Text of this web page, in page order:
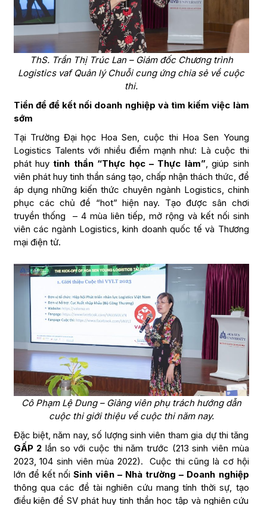
ThS. Trần Thị Trúc Lan – Giám đốc Chương trình
Logistics vaf Quản lý Chuỗi cung ứng chia sẻ về cuộc
thi.
Tiền đề để kết nối doanh nghiệp và tìm kiếm việc làm
sớm
Tại Trường Đại học Hoa Sen, cuộc thi Hoa Sen Young
Logistics Talents với nhiều điểm mạnh như: Là cuộc thi
phát huytinh thần “Thực học – Thực làm”, giúp sinh
viên phát huy tinh thần sáng tạo, chấp nhận thách thức, để
áp dụng những kiến thức chuyên ngành Logistics, chinh
phục các chủ đề “hot” hiện nay. Tạo được sân chơi
truyền thống – 4 mùa liên tiếp, mở rộng và kết nối sinh
viên các ngành Logistics, kinh doanh quốc tế và Thương
mại điện tử.
Cô Phạm Lệ Dung – Giảng viên phụ trách hướng dẫn
cuộc thi giới thiệu về cuộc thi năm nay.
Đặc biệt, năm nay, số lượng sinh viên tham gia dự thi tăng
GẤP 2 lần so với cuộc thi năm trước (213 sinh viên mùa
2023, 104 sinh viên mùa 2022). Cuộc thi cũng là cơ hội
lớn để kết nối Sinh viên – Nhà trường – Doanh nghiệp
thông qua các đề tài nghiên cứu mang tính thời sự, tạo
điều kiện để SV phát huy tinh thần học tập và nghiên cứu